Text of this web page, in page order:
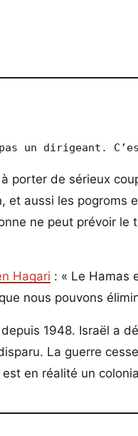
porter de sérieux
et aussi les pogroms
ne peut prévoir
Hagari : « Le Hamas
nous pouvons
1948. Israël a
La guerre
en réalité un